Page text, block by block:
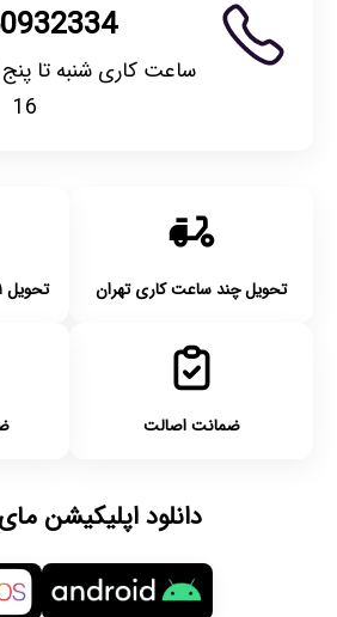
16
تحویل چند ساعت کاری تهران تحویل ۱ تا ۲ روز کاری شهرستان
ضمانت اصالت
دانلود اپلیکیشن